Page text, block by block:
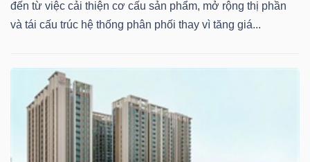
đến từ việc cải thiện cơ cấu sản phẩm, mở rộng thị phần
và tái cấu trúc hệ thống phân phối thay vì tăng giá...
Sách
tài
Công